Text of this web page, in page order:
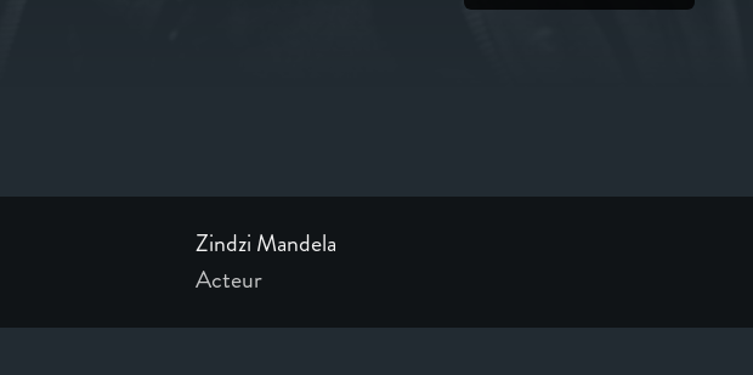
Zindzi Mandela
Acteur